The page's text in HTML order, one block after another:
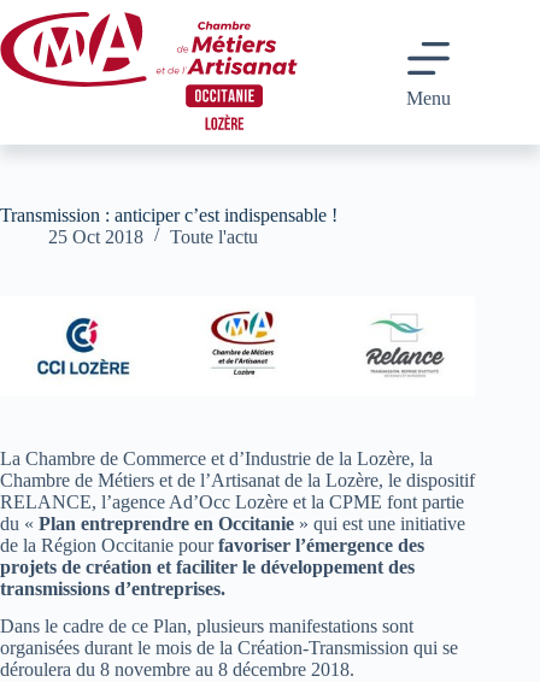
au
contenu
Menu
Transmission : anticiper c’est indispensable !
25 Oct 2018
Toute l'actu
La Chambre de Commerce et d’Industrie de la Lozère, la
Chambre de Métiers et de l’Artisanat de la Lozère, le dispositif
RELANCE, l’agence Ad’Occ Lozère et la CPME font partie
du « Plan entreprendre en Occitanie » qui est une initiative
de la Région Occitanie pourfavoriser l’émergence des
projets de création et faciliter le développement des
transmissions d’entreprises.
Dans le cadre de ce Plan, plusieurs manifestations sont
organisées durant le mois de la Création-Transmission qui se
déroulera du 8 novembre au 8 décembre 2018.